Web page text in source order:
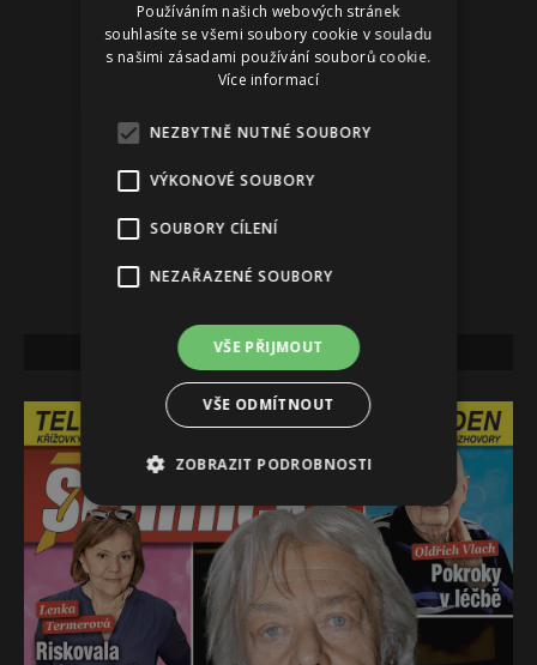
NEJNOVĚJŠÍ VYDÁNÍ
Používáním našich webových stránek
souhlasíte se všemi soubory cookie v souladu
s našimi zásadami používání souborů cookie.
Více informací
NEZBYTNĚ NUTNÉ SOUBORY
VÝKONOVÉ SOUBORY
SOUBORY CÍLENÍ
NEZAŘAZENÉ SOUBORY
VŠE PŘIJMOUT
VŠE ODMÍTNOUT
ZOBRAZIT PODROBNOSTI